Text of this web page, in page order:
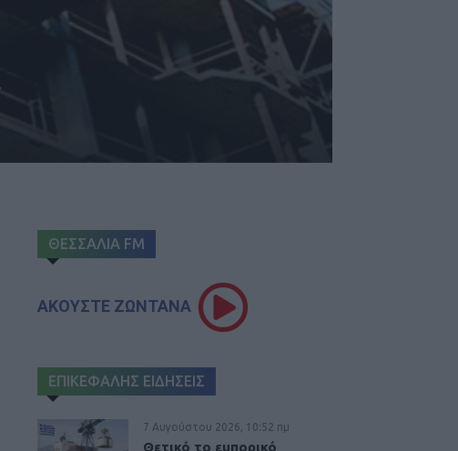
ΘΕΣΣΑΛΙΑ FM
ΑΚΟΥΣΤΕ ΖΩΝΤΑΝΑ
ΕΠΙΚΕΦΑΛΗΣ ΕΙΔΗΣΕΙΣ
7 Αυγούστου 2026, 10:52 πμ
Θετικό το εμπορικό